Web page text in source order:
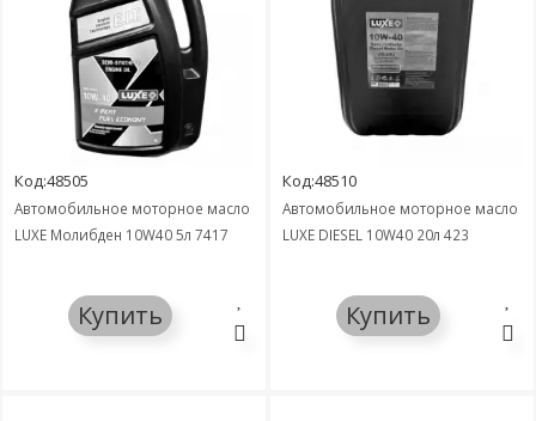
Код:48505
Автомобильное моторное масло
LUXE Молибден 10W40 5л 7417
Купить
Код:48510
Автомобильное моторное масло
LUXЕ DIESEL 10W40 20л 423
Купить